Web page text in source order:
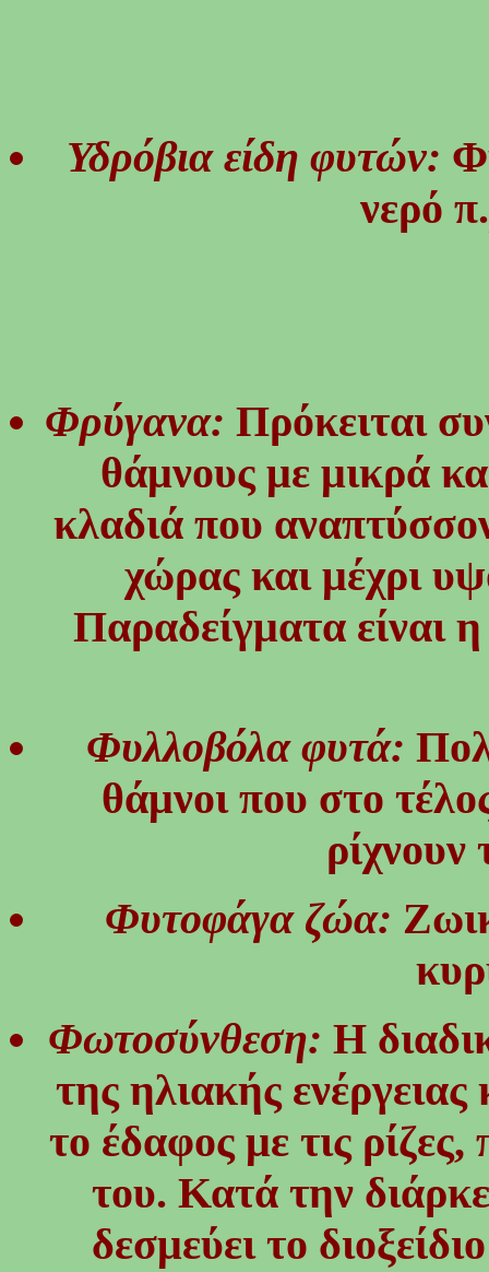
Υδρόβια είδη φυτών:
νερό
Φρύγανα:Πρόκειται
θάμνους με μικρά
κλαδιά που
χώρας και μέχρι
Παραδείγματα είναι
Φυλλοβόλα φυτά:
θάμνοι που στο
Φυτοφάγα ζώα:
Φωτοσύνθεση:Η
της ηλιακής
το έδαφος με τις
του. Κατά την
δεσμεύει το